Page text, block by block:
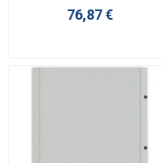
76,87 €